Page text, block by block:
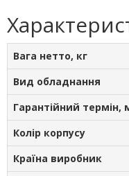
Вага нетто, кг
Вид обладнання
Гарантійний термін,
Колір корпусу
Країна виробник